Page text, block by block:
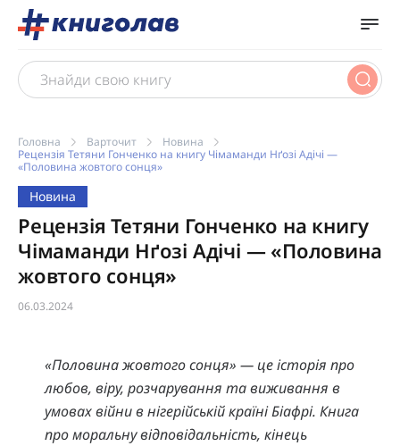
Головна Варточит
Новина
Рецензія Тетяни Гонченко на книгу Чімаманди Нґозі Адічі —
«Половина жовтого сонця»
Новина
Рецензія Тетяни Гонченко на книгу
Чімаманди Нґозі Адічі — «Половина
жовтого сонця»
06.03.2024
«Половина жовтого сонця» — це історія про
любов, віру, розчарування та виживання в
умовах війни в нігерійській країні Біафрі. Книга
про моральну відповідальність, кінець